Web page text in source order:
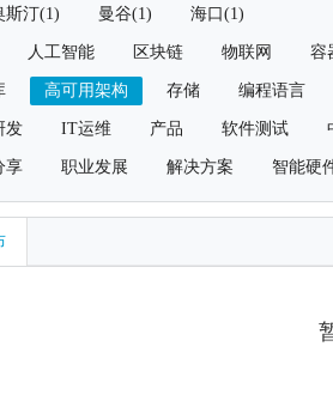
斯汀(1) 曼谷(1) 海口(1)
人工智能 区块链 物联网 容
高可用架构 存储 编程语言
发 IT运维 产品 软件测试
享 职业发展 解决方案 智能硬